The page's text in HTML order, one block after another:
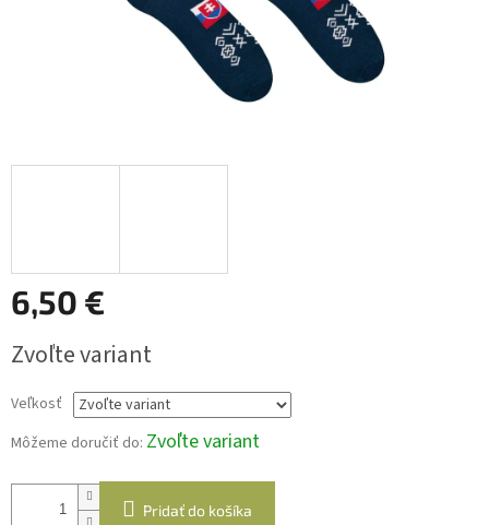
6,50 €
cena:
Zvoľte variant
Veľkosť
Môžeme doručiť do: Zvoľte variant
Pridať do košíka